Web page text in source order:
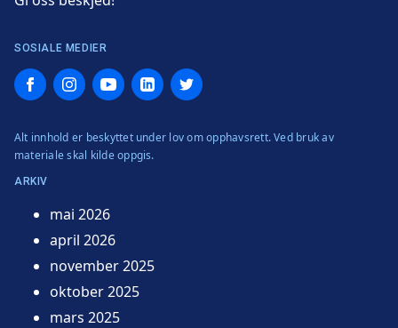
SOSIALE MEDIER
FacebookInstagramYouTubeLinkedInTwitter
Alt innhold er beskyttet under lov om opphavsrett. Ved bruk av
materiale skal kilde oppgis.
ARKIV
mai 2026
april 2026
november 2025
oktober 2025
mars 2025